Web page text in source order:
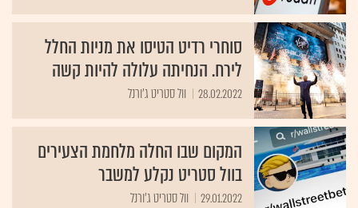
סוחרי רדיט הטיסו את מניות החלל
לירח. הנחיתה עלולה להיות קשה
28.02.2022 וול סטריט ג'ורנל
המקום שבו החלה מלחמת הצעירים
בוול סטריט נקלע למשבר
29.01.2022 וול סטריט ג'ורנל